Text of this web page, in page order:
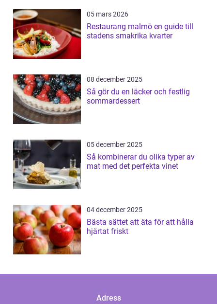
05 mars 2026
Restaurang malmö en guide till
stadens smakrika kvarter
08 december 2025
Så gör du en läcker och festlig
sommardessert
05 december 2025
Så kombinerar du olika typer av
mat med det perfekta vinet
04 december 2025
Bästa sättet att äta för att hålla
hjärtat friskt
Adress